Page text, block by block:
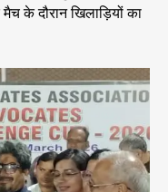
के दौरान खिलाड़ियों का